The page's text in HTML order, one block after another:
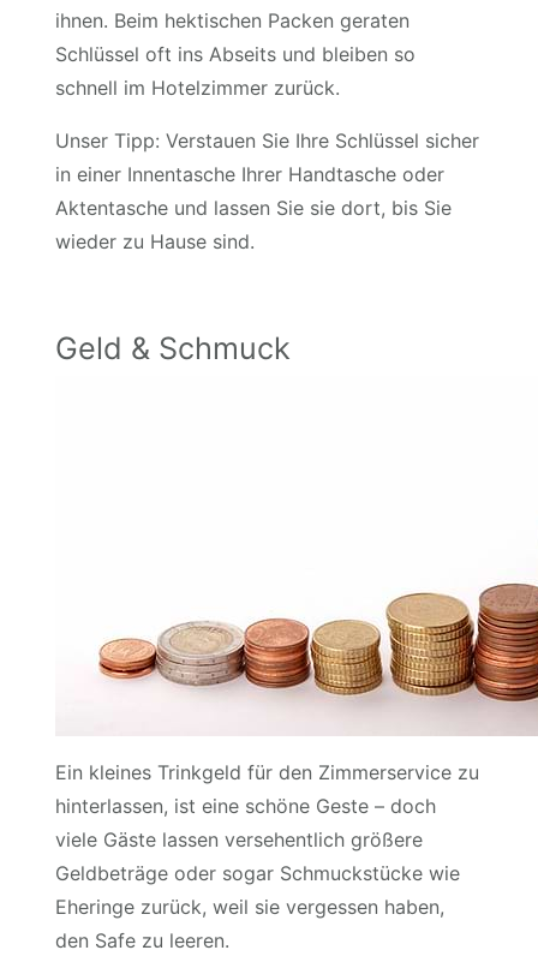
ihnen. Beim hektischen Packen geraten
Schlüssel oft ins Abseits und bleiben so
schnell im Hotelzimmer zurück.
Unser Tipp: Verstauen Sie Ihre Schlüssel sicher
in einer Innentasche Ihrer Handtasche oder
Aktentasche und lassen Sie sie dort, bis Sie
wieder zu Hause sind.
Geld & Schmuck
Ein kleines Trinkgeld für den Zimmerservice zu
hinterlassen, ist eine schöne Geste – doch
viele Gäste lassen versehentlich größere
Geldbeträge oder sogar Schmuckstücke wie
Eheringe zurück, weil sie vergessen haben,
den Safe zu leeren.